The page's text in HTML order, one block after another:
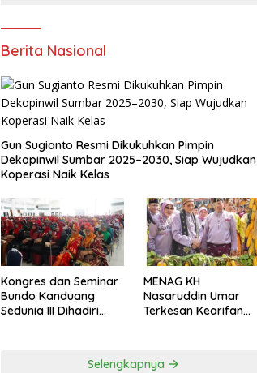
Berita Nasional
Gun Sugianto Resmi Dikukuhkan Pimpin
Dekopinwil Sumbar 2025–2030, Siap Wujudkan
Koperasi Naik Kelas
Kongres dan Seminar
Bundo Kanduang
Sedunia III Dihadiri
MENAG KH
Nasaruddin Umar
Terkesan Kearifan
Selengkapnya